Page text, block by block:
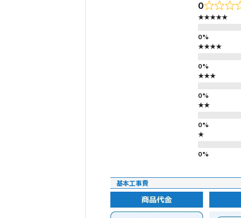
0
★★★★★
★★★★
★★★
★★
★
基本工事費